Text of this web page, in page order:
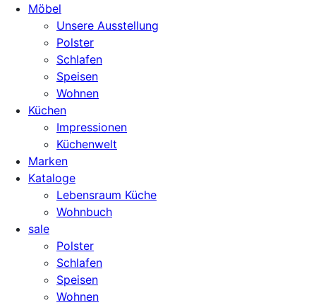
Möbel
Unsere Ausstellung
Polster
Schlafen
Speisen
Wohnen
Küchen
Impressionen
Küchenwelt
Marken
Kataloge
Lebensraum Küche
Wohnbuch
sale
Polster
Schlafen
Speisen
Wohnen